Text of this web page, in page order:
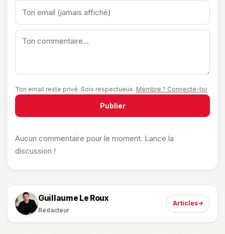
Ton email reste privé. Sois respectueux. Membre ? Connecte-toi
Publier
Aucun commentaire pour le moment. Lance la
discussion !
Guillaume Le Roux
Rédacteur
Articles→